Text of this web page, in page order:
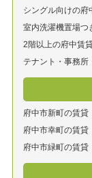
シングル向けの府
室内洗濯機置場つ
2階以上の府中賃
テナント・事務所
府中市新町の賃貸
府中市幸町の賃貸
府中市緑町の賃貸